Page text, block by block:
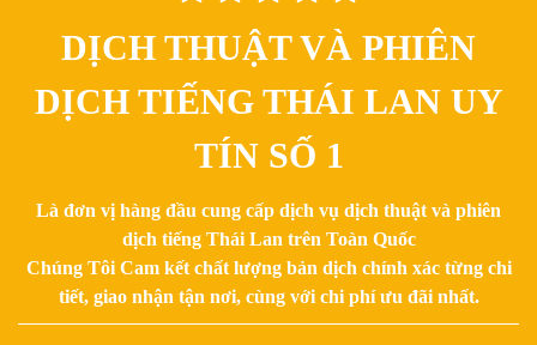
DỊCH THUẬT VÀ PHIÊN
DỊCH TIẾNG THÁI LAN UY
TÍN SỐ 1
Là đơn vị hàng đầu cung cấp dịch vụ dịch thuật và phiên
dịch tiếng Thái Lan trên Toàn Quốc
Chúng Tôi Cam kết chất lượng bản dịch chính xác từng chi
tiết, giao nhận tận nơi, cùng với chi phí ưu đãi nhất.